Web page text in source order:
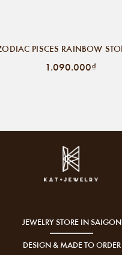
PISCES RAINBOW
1.090.000₫
JEWELRY STORE IN SAIGON
DESIGN & MADE TO ORDER